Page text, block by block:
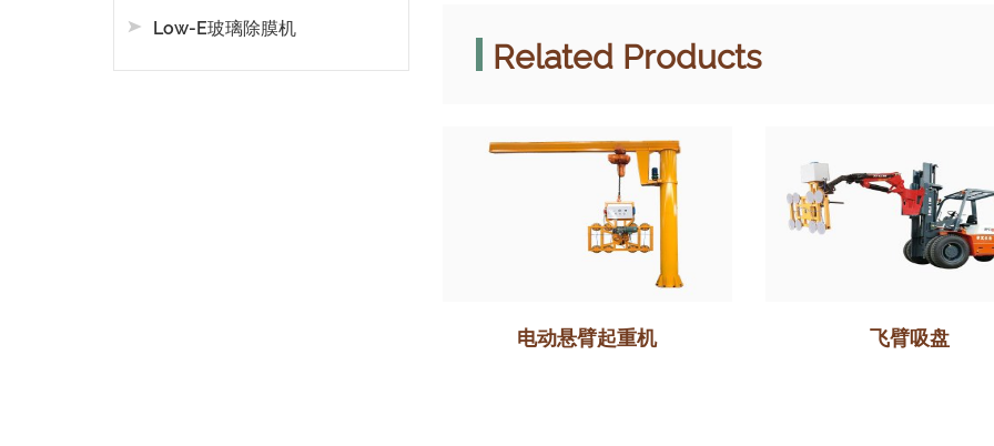
Low-E玻璃除膜机
Related Products
电动悬臂起重机 飞臂吸盘